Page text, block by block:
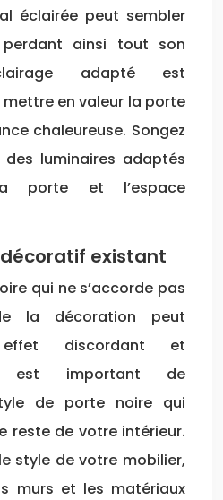
éclairée peut sembler
ainsi tout son
adapté est
en valeur la porte
chaleureuse. Songez
luminaires adaptés
porte et l’espace
existant
qui ne s’accorde pas
la décoration peut
discordant et
est important de
de porte noire qui
reste de votre intérieur.
style de votre mobilier,
murs et les matériaux